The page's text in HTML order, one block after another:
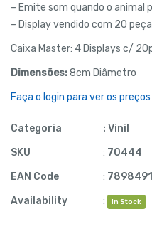
– Emite som quando o animal
– Display vendido com 20
Caixa Master: 4 Displays c/
Dimensões:8cm Diâmetro
Faça o login para ver os preços
Categoria : Vinil
SKU
: 70444
EAN Code
:
Availability
: In Stock